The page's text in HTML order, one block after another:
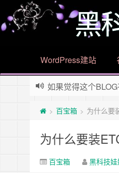
黑
WordPress建站
如果觉得这个
> 百宝箱 > 为什么要
为什么要装
百宝箱 黑科技